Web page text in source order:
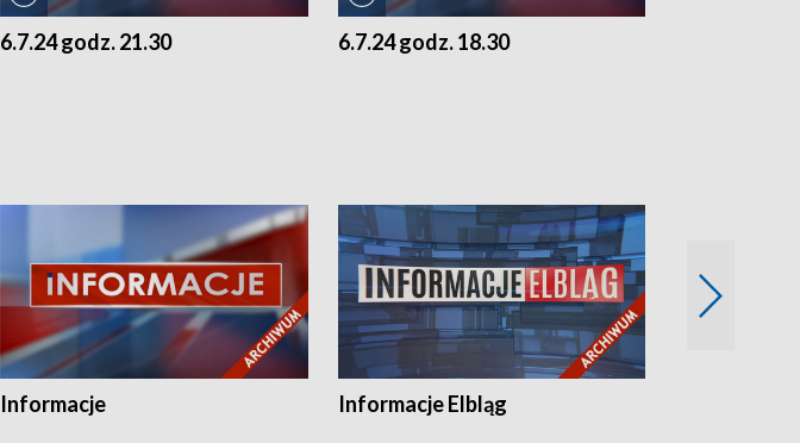
6.7.24 godz. 21.30 6.7.24 godz. 18.30
Informacje Informacje Elbląg